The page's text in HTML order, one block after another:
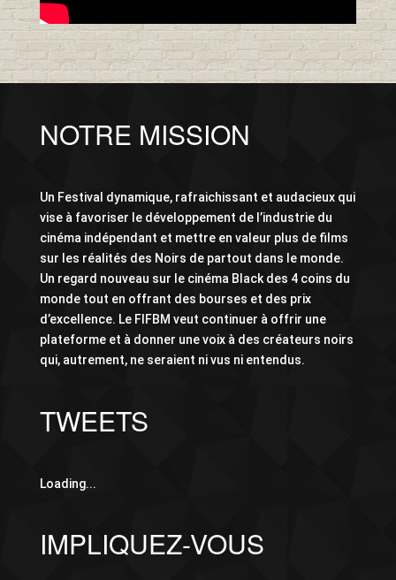
NOTRE MISSION
Un Festival dynamique, rafraichissant et audacieux qui
vise à favoriser le développement de l’industrie du
cinéma indépendant et mettre en valeur plus de films
sur les réalités des Noirs de partout dans le monde.
Un regard nouveau sur le cinéma Black des 4 coins du
monde tout en offrant des bourses et des prix
d’excellence. Le FIFBM veut continuer à offrir une
plateforme et à donner une voix à des créateurs noirs
qui, autrement, ne seraient ni vus ni entendus.
TWEETS
Loading...
IMPLIQUEZ-VOUS